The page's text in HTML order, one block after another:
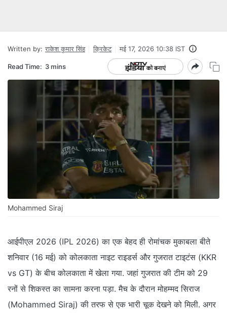
Written by: राकेश कुमार सिंह क्रिकेट मई 17, 2026 10:38 IST
Read Time: 3 mins
Mohammed Siraj
आईपीएल 2026 (IPL 2026) का एक बेहद ही रोमांचक मुकाबला बीते
शनिवार (16 मई) को कोलकाता नाइट राइडर्स और गुजरात टाइटंस (KKR
vs GT) के बीच कोलकाता में खेला गया. जहां गुजरात की टीम को 29
रनों से शिकस्त का सामना करना पड़ा. मैच के दौरान मोहम्मद सिराज
(Mohammed Siraj) की तरफ से एक भारी चूक देखने को मिली. अगर